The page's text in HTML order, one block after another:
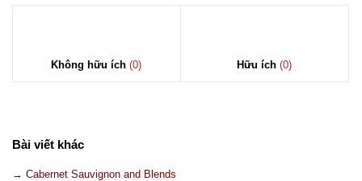
Không hữu ích (0) Hữu ích (0)
Bài viết khác
→ Cabernet Sauvignon and Blends